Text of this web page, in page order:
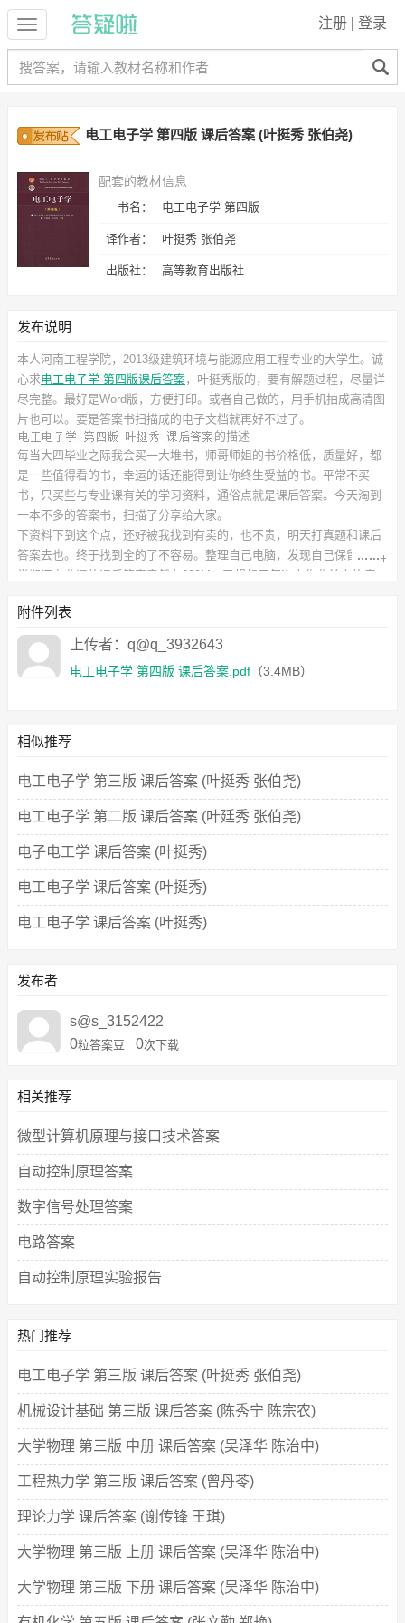
注册 登录
电工电子学 第四版 课后答案 (叶挺秀 张伯尧)
配套的教材信息
书名： 电工电子学 第四版
译作者： 叶挺秀 张伯尧
出版社： 高等教育出版社
发布说明
本人河南工程学院，2013级建筑环境与能源应用工程专业的大学生。诚
心求电工电子学 第四版课后答案，叶挺秀版的，要有解题过程，尽量详
尽完整。最好是Word版，方便打印。或者自己做的，用手机拍成高清图
片也可以。要是答案书扫描成的电子文档就再好不过了。
的描述
每当大四毕业之际我会买一大堆书，师哥师姐的书价格低，质量好，都
是一些值得看的书，幸运的话还能得到让你终生受益的书。平常不买
书，只买些与专业课有关的学习资料，通俗点就是课后答案。今天淘到
一本不多的答案书，扫描了分享给大家。
下资料下到这个点，还好被我找到有卖的，也不贵，明天打真题和课后
答案去也。终于找到全的了不容易。整理自己电脑，发现自己保留的大
学期间专业课的课后答案竟然有600M。又想起了每次交作业前夜的疯
此课后习题答案
作者：叶挺秀 张伯尧
出版社：高等教育出版社
附件列表
上传者：q@q_3932643
电工电子学 第四版 课后答案.pdf （3.4MB）
相似推荐
电工电子学 第三版 课后答案 (叶挺秀 张伯尧)
电工电子学 第二版 课后答案 (叶廷秀 张伯尧)
电子电工学 课后答案 (叶挺秀)
电工电子学 课后答案 (叶挺秀)
电工电子学 课后答案 (叶挺秀)
发布者
s@s_3152422
0粒答案豆 0次下载
相关推荐
微型计算机原理与接口技术答案
自动控制原理答案
数字信号处理答案
电路答案
自动控制原理实验报告
热门推荐
电工电子学 第三版 课后答案 (叶挺秀 张伯尧)
机械设计基础 第三版 课后答案 (陈秀宁 陈宗农)
大学物理 第三版 中册 课后答案 (吴泽华 陈治中)
工程热力学 第三版 课后答案 (曾丹苓)
理论力学 课后答案 (谢传锋 王琪)
大学物理 第三版 上册 课后答案 (吴泽华 陈治中)
大学物理 第三版 下册 课后答案 (吴泽华 陈治中)